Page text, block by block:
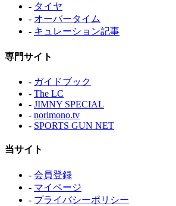
- タイヤ
- オーバータイム
- キュレーション記事
専門サイト
- ガイドブック
- The LC
- JIMNY SPECIAL
- norimono.tv
- SPORTS GUN NET
当サイト
- 会員登録
- マイページ
- プライバシーポリシー